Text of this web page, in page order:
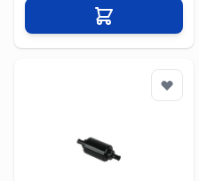
Přidat do košíku